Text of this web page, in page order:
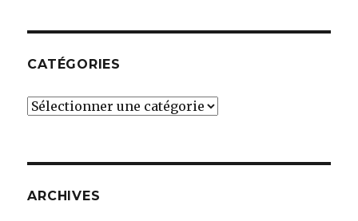
CATÉGORIES
Catégories
ARCHIVES